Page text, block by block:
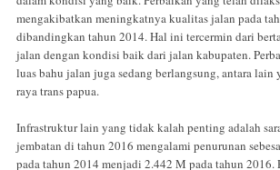
mengakibatkan meningkatnya kualitas jalan pada
dibandingkan tahun 2014. Hal ini tercermin dari
jalan dengan kondisi baik dari jalan kabupaten.
luas bahu jalan juga sedang berlangsung, antara
raya trans papua.
Infrastruktur lain yang tidak kalah penting adalah
jembatan di tahun 2016 mengalami penurunan
pada tahun 2014 menjadi 2.442 M pada tahun 2016.